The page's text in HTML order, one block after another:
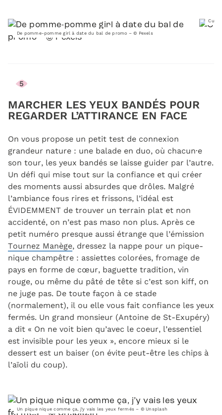
De pomme-pomme girl à date du bal de promo – © Pexels
5
MARCHER LES YEUX BANDÉS POUR
REGARDER L’ATTIRANCE EN FACE
On vous propose un petit test de connexion
grandeur nature : une balade en duo, où chacun·e
son tour, les yeux bandés se laisse guider par l’autre.
Un défi qui mise tout sur la confiance et qui créer
des moments aussi absurdes que drôles. Malgré
l’ambiance fous rires et frissons, l’idéal est
ÉVIDEMMENT de trouver un terrain plat et non
accidenté, on n’est pas maso non plus. Après ce
petit numéro presque aussi étrange que l’émission
Tournez Manège, dressez la nappe pour un pique-
nique champêtre : assiettes colorées, fromage de
pays en forme de cœur, baguette tradition, vin
rouge, ou même du pâté de tête si c’est son kiff, on
ne juge pas. De toute façon à ce stade
(normalement), il ou elle vous fait confiance les yeux
fermés. Un grand monsieur (Antoine de St-Exupéry)
a dit « On ne voit bien qu’avec le coeur, l’essentiel
est invisible pour les yeux », encore mieux si le
dessert est un baiser (on évite peut-être les chips à
l’aïoli du coup).
Un pique nique comme ça, j’y vais les yeux fermés – © Unsplash